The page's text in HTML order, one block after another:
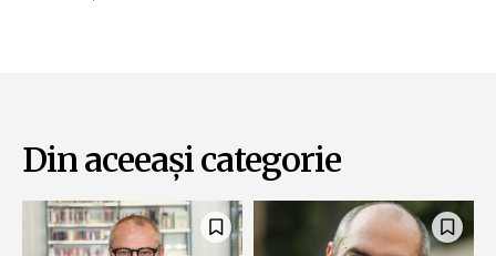
Din aceeași categorie